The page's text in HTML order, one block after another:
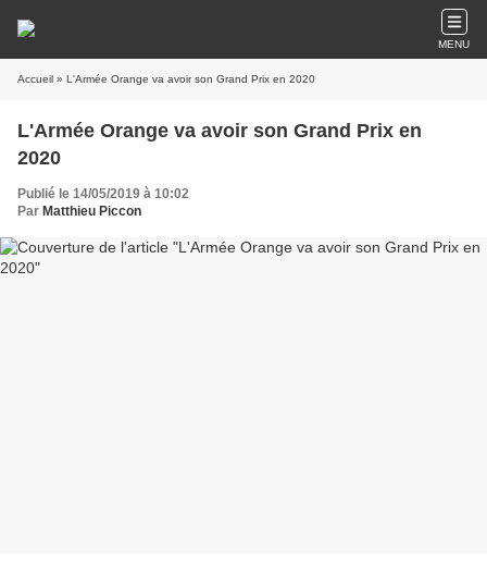
MENU
Accueil » L'Armée Orange va avoir son Grand Prix en 2020
L'Armée Orange va avoir son Grand Prix en
2020
Publié le 14/05/2019 à 10:02
Par Matthieu Piccon